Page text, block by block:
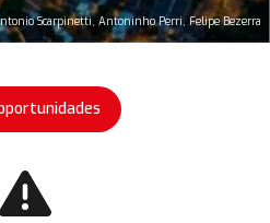
Scarpinetti, Antoninho Perri, Felipe Bezerra